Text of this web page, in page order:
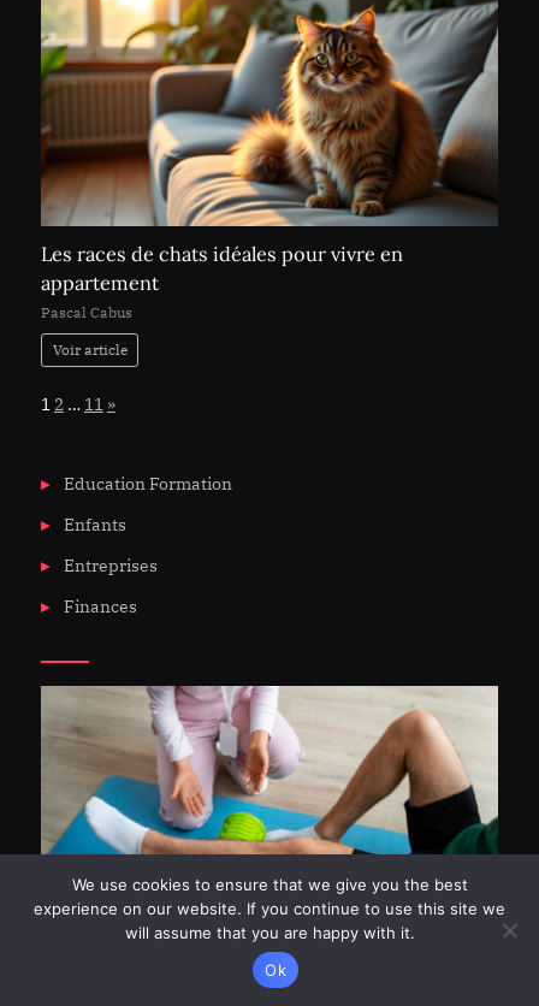
Les races de chats idéales pour vivre en
appartement
Pascal Cabus
Voir article
Page:
1 2 … 11 Next
»
Education Formation
Enfants
Entreprises
Finances
We use cookies to ensure that we give you the best
experience on our website. If you continue to use this site we
will assume that you are happy with it.
Ok